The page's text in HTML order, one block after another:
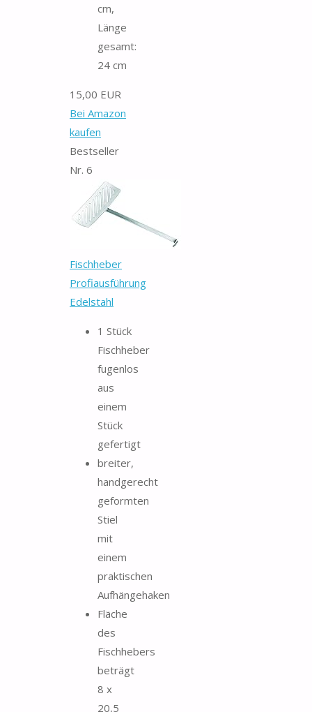
cm,
Länge
gesamt:
24 cm
15,00 EUR
Bei Amazon
kaufen
Bestseller
Nr. 6
Fischheber
Profiausführung
Edelstahl
1 Stück
Fischheber
fugenlos
aus
einem
Stück
gefertigt
breiter,
handgerecht
geformten
Stiel
mit
einem
praktischen
Aufhängehaken
Fläche
des
Fischhebers
beträgt
8 x
20,5